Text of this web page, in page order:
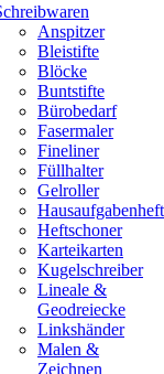
Anspitzer
Bleistifte
Blöcke
Buntstifte
Bürobedarf
Fasermaler
Fineliner
Füllhalter
Gelroller
Hausaufgabenheft
Heftschoner
Karteikarten
Kugelschreiber
Lineale &
Geodreiecke
Linkshänder
Malen &
Zeichnen